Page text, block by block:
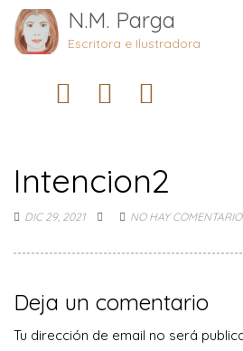
N.M. Parga
Escritora e Ilustradora
Intencion2
DIC 29, 2021 NO HAY
Deja un comentario
Tu dirección de email no será